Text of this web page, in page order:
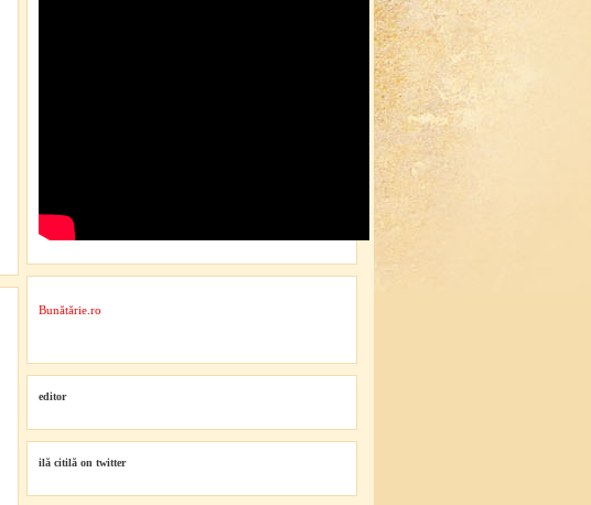
Bunătărie.ro
editor
ilă citilă on twitter